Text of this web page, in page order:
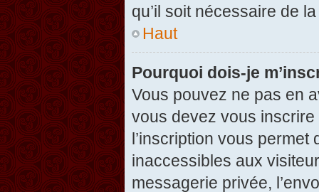
qu’il soit nécessaire de
Haut
Pourquoi dois-je
Vous pouvez ne pas en
vous devez vous
l’inscription vous
inaccessibles aux
messagerie privée,